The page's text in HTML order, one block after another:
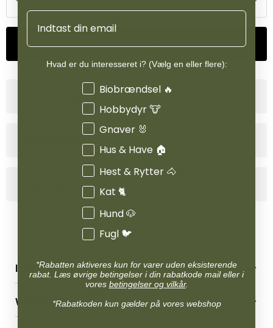
hunderacer og kan med fordel anvendes til hunde med
foderintolerance.
Tilføj til kurv
Produktinformation
INFORMATION
Betingelser & vilkår
Reklamations- & fortrydelsesret
Levering & afhentning
VORES BUTIK
Email
Hvad er du interesseret i? (Vælg en eller flere):
Interesser
Biobrændsel 🔥
Hobbydyr 🐮
Gnaver 🐰
Hus & Have 🏠
Hest & Rytter 🐴
Kat 🐈
Hund 🐶
Fugl 🐦
*Rabatten aktiveres kun for varer uden eksisterende
rabat. Læs øvrige betingelser i din rabatkode mail eller i
vores betingelser og vilkår.
*Rabatkoden kun gælder på vores webshop